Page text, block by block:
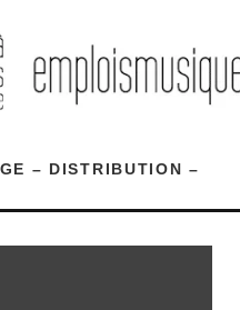
– DISTRIBUTION –